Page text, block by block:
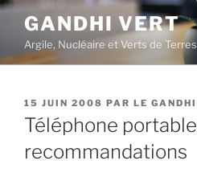
Aller
contenu
principal
GANDHI VERT
Argile, Nucléaire et Verts de Terres
PUBLIÉ
LE
15 JUIN 2008 PAR LE
Téléphone
recommandations